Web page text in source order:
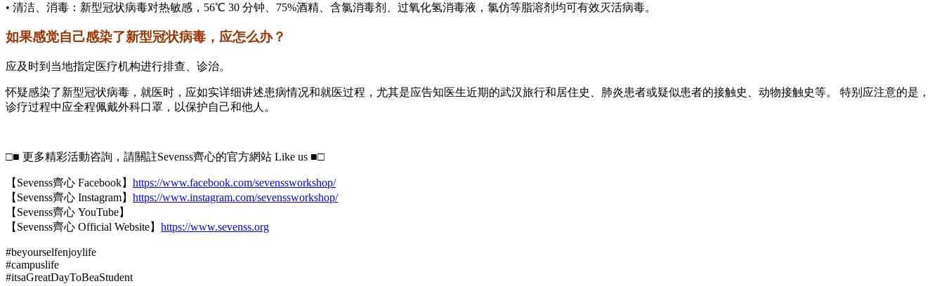
• 清洁、消毒：新型冠状病毒对热敏感，56℃ 30 分钟、75%酒精、含氯消毒剂、过氧化氢消毒液，氯仿等脂溶剂均可有效灭活病毒。
如果感觉自己感染了新型冠状病毒，应怎么办？
应及时到当地指定医疗机构进行排查、诊治。
怀疑感染了新型冠状病毒，就医时，应如实详细讲述患病情况和就医过程，尤其是应告知医生近期的武汉旅行和居住史、肺炎患者或疑似患者的接触史、动物接触史等。 特别应注意的是，
诊疗过程中应全程佩戴外科口罩，以保护自己和他人。
□■ 更多精彩活動咨詢，請關註Sevenss齊心的官方網站 Like us ■□
【Sevenss齊心 Facebook】 https://www.facebook.com/sevenssworkshop/
【Sevenss齊心 Instagram】 https://www.instagram.com/sevenssworkshop/
【Sevenss齊心 YouTube】
【Sevenss齊心 Official Website】 https://www.sevenss.org
#beyourselfenjoylife
#campuslife
#itsaGreatDayToBeaStudent